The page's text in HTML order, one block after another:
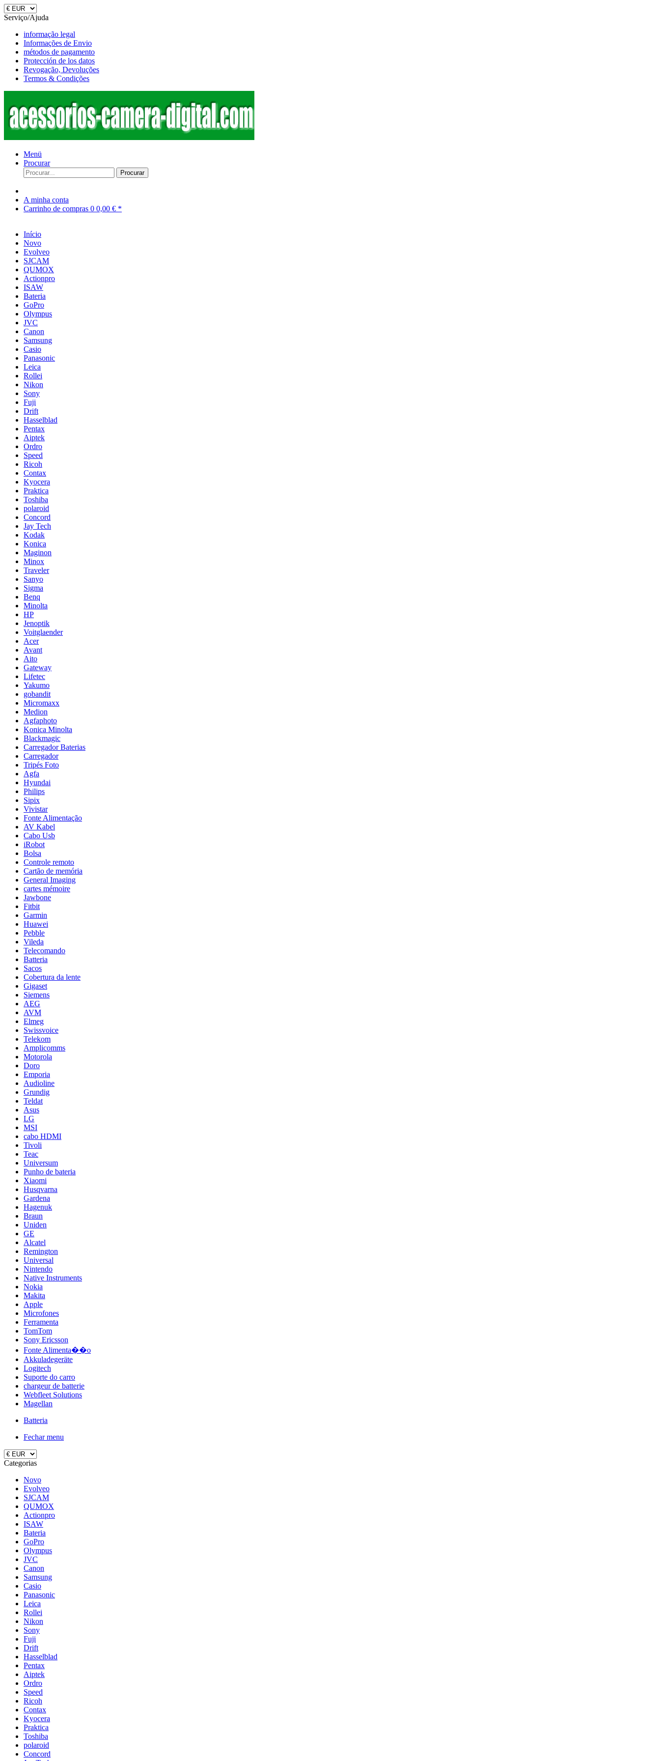
Serviço/Ajuda
informação legal
Informações de Envio
métodos de pagamento
Protección de los datos
Revogação, Devoluções
Termos & Condições
Menü
Procurar
Procurar
A minha conta
Carrinho de compras 0 0,00 € *
Início
Novo
Evolveo
SJCAM
QUMOX
Actionpro
ISAW
Bateria
GoPro
Olympus
JVC
Canon
Samsung
Casio
Panasonic
Leica
Rollei
Nikon
Sony
Fuji
Drift
Hasselblad
Pentax
Aiptek
Ordro
Speed
Ricoh
Contax
Kyocera
Praktica
Toshiba
polaroid
Concord
Jay Tech
Kodak
Konica
Maginon
Minox
Traveler
Sanyo
Sigma
Benq
Minolta
HP
Jenoptik
Voitglaender
Acer
Avant
Aito
Gateway
Lifetec
Yakumo
gobandit
Micromaxx
Medion
Agfaphoto
Konica Minolta
Blackmagic
Carregador Baterias
Carregador
Tripés Foto
Agfa
Hyundai
Philips
Sipix
Vivistar
Fonte Alimentação
AV Kabel
Cabo Usb
iRobot
Bolsa
Controle remoto
Cartão de memória
General Imaging
cartes mémoire
Jawbone
Fitbit
Garmin
Huawei
Pebble
Vileda
Telecomando
Batteria
Sacos
Cobertura da lente
Gigaset
Siemens
AEG
AVM
Elmeg
Swissvoice
Telekom
Amplicomms
Motorola
Doro
Emporia
Audioline
Grundig
Teldat
Asus
LG
MSI
cabo HDMI
Tivoli
Teac
Universum
Punho de bateria
Xiaomi
Husqvarna
Gardena
Hagenuk
Braun
Uniden
GE
Alcatel
Remington
Universal
Nintendo
Native Instruments
Nokia
Makita
Apple
Microfones
Ferramenta
TomTom
Sony Ericsson
Fonte Alimenta��o
Akkuladegeräte
Logitech
Suporte do carro
chargeur de batterie
Webfleet Solutions
Magellan
Batteria
Fechar menu
Categorias
Novo
Evolveo
SJCAM
QUMOX
Actionpro
ISAW
Bateria
GoPro
Olympus
JVC
Canon
Samsung
Casio
Panasonic
Leica
Rollei
Nikon
Sony
Fuji
Drift
Hasselblad
Pentax
Aiptek
Ordro
Speed
Ricoh
Contax
Kyocera
Praktica
Toshiba
polaroid
Concord